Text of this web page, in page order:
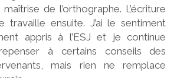
de l’orthographe. L’écriture
ensuite. J’ai le sentiment
appris à l’ESJ et je continue
à certains conseils des
mais rien ne remplace